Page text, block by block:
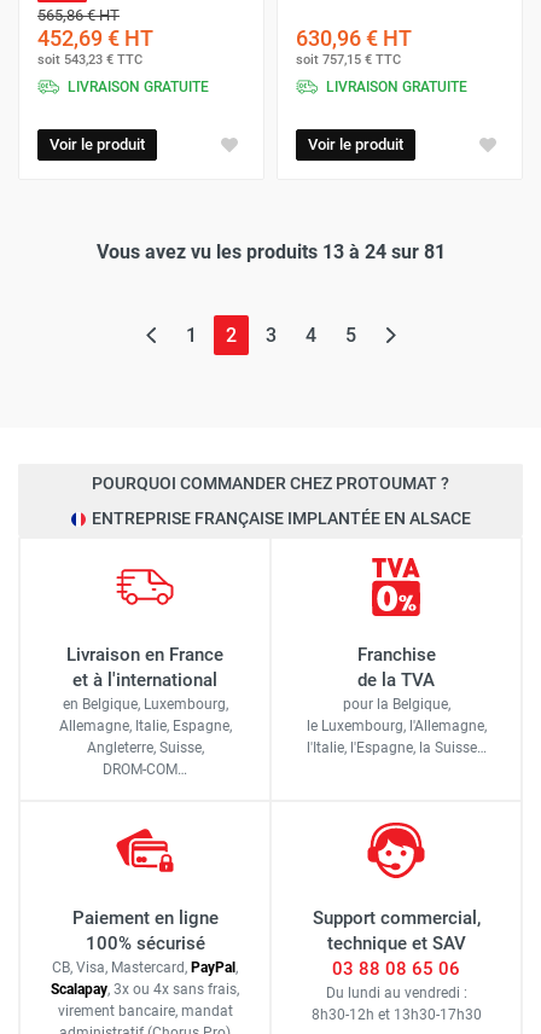
565,86 €HT
452,69 € HT
soit 543,23 € TTC
LIVRAISON GRATUITE
Voir le produit
630,96 € HT
soit 757,15 € TTC
LIVRAISON GRATUITE
Voir le produit
Vous avez vu les produits 13 à 24 sur 81
1 2(page actuelle)
3 4 5
POURQUOI COMMANDER CHEZ PROTOUMAT ?
ENTREPRISE FRANÇAISE IMPLANTÉE EN ALSACE
Livraison en France
et à l'international
en Belgique, Luxembourg,
Allemagne, Italie, Espagne,
Angleterre, Suisse,
DROM-COM…
Franchise
de la TVA
pour la Belgique,
le Luxembourg, l'Allemagne,
l'Italie, l'Espagne, la Suisse…
Paiement en ligne
100% sécurisé
CB, Visa, Mastercard, PayPal ,
Scalapay, 3x ou 4x sans frais,
virement bancaire, mandat
Support commercial,
technique et SAV
03 88 08 65 06
Du lundi au vendredi :
8h30-12h et 13h30-17h30